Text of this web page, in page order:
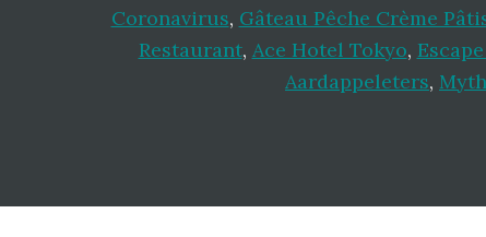
Coronavirus, Gâteau Pêche Crème
Restaurant, Ace Hotel Tokyo,
Aardappeleters,